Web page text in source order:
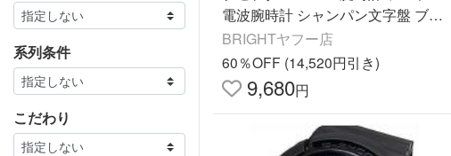
系列条件
こだわり
電波腕時計 シャンパン文字盤 ブラ
ウンレザーベルト 国内正規品 WVA
-M630L-9AJF
BRIGHTヤフー店
60％OFF (14,520円引き)
9,680円